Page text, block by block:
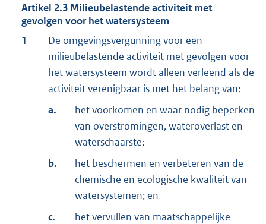
Artikel 2.3 Milieubelastende activiteit met
gevolgen voor het watersysteem
1
De omgevingsvergunning voor een
milieubelastende activiteit met gevolgen voor
het watersysteem wordt alleen verleend als de
activiteit verenigbaar is met het belang van:
a.
het voorkomen en waar nodig beperken
van overstromingen, wateroverlast en
waterschaarste;
b.
het beschermen en verbeteren van de
chemische en ecologische kwaliteit van
watersystemen; en
c.
het vervullen van maatschappelijke